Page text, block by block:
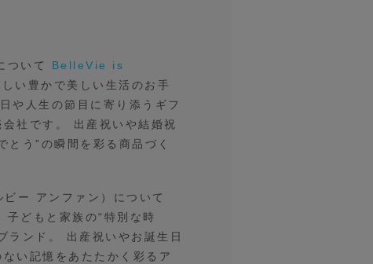
ついて BelleVie is
い豊かで美しい生活のお手
や人生の節目に寄り添うギフ
会社です。 出産祝いや結婚祝
とう”の瞬間を彩る商品づく
ー アンファン）について
どもと家族の“特別な時
ランド。 出産祝いやお誕生日
い記憶をあたたかく彩るア